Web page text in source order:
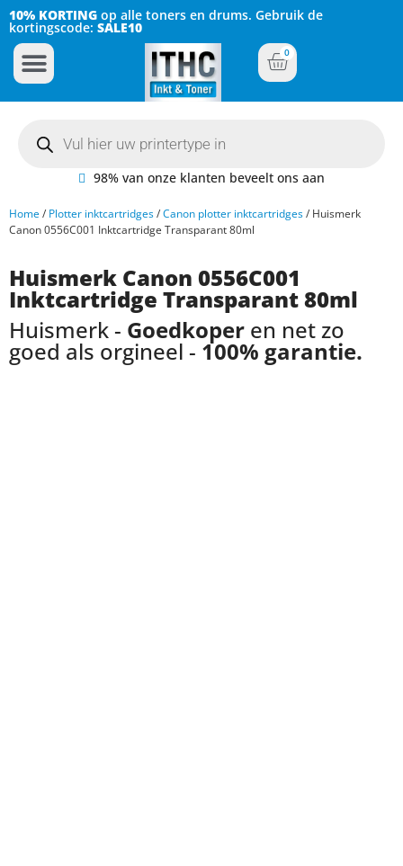
10% KORTING op alle toners en drums. Gebruik de
kortingscode: SALE10
0
98% van onze klanten beveelt ons aan
Home/ Plotter inktcartridges/Canon plotter inktcartridges/ Huismerk
Canon 0556C001 Inktcartridge Transparant 80ml
Huismerk Canon 0556C001
Inktcartridge Transparant 80ml
Huismerk - Goedkoper en net zo
goed als orgineel - 100% garantie.